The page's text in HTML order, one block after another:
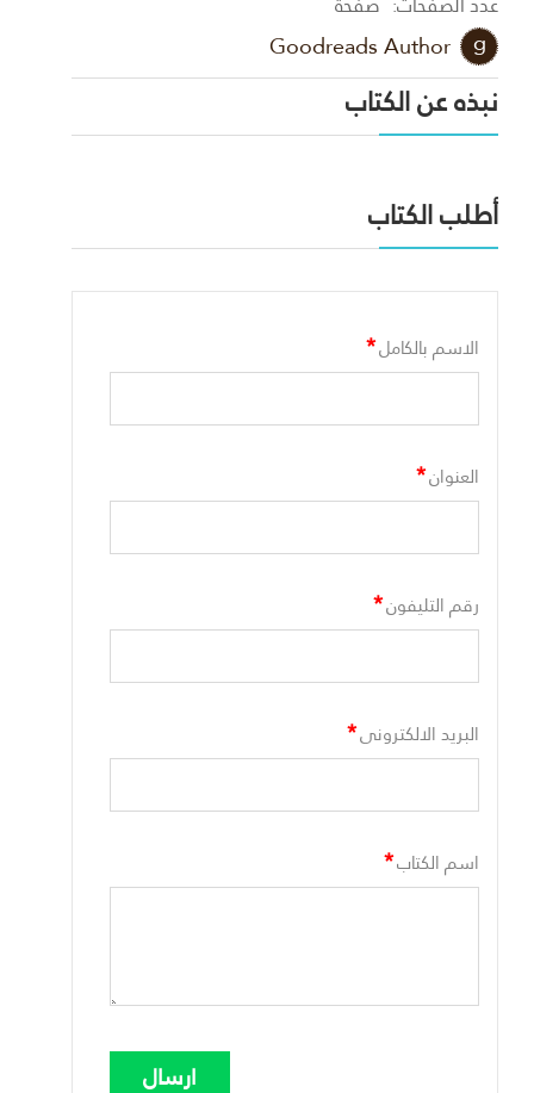
Goodreads Author
نبذه عن الكتاب
أطلب الكتاب
الاسم بالكامل*
العنوان*
رقم التليفون*
البريد الالكترونى*
اسم الكتاب*